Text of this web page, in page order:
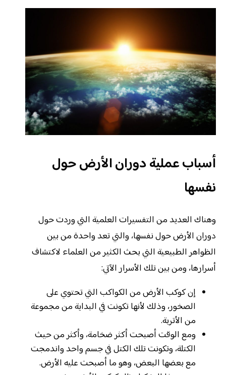
أسباب عملية دوران الأرض حول
نفسها
وهناك العديد من التفسيرات العلمية التي وردت حول
دوران الأرض حول نفسها، والتي تعد واحدة من بين
الظواهر الطبيعية التي بحث الكثير من العلماء لاكتشاف
أسرارها، ومن بين تلك الأسرار الآتي:
إن كوكب الأرض من الكواكب التي تحتوي على
الصخور، وذلك لأنها تكونت في البداية من مجموعة
من الأتربة.
ومع الوقت أصبحت أكثر ضخامة، وأكثر من حيث
الكتلة، وتكونت تلك الكتل في جسم واحد واندمجت
مع بعضها البعض، وهو ما أصبحت عليه الأرض.